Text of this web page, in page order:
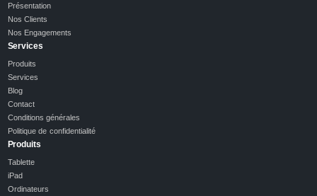
Présentation
Nos Clients
Nos Engagements
Services
Produits
Services
Blog
Contact
Conditions générales
Politique de confidentialité
Produits
Tablette
iPad
Ordinateurs